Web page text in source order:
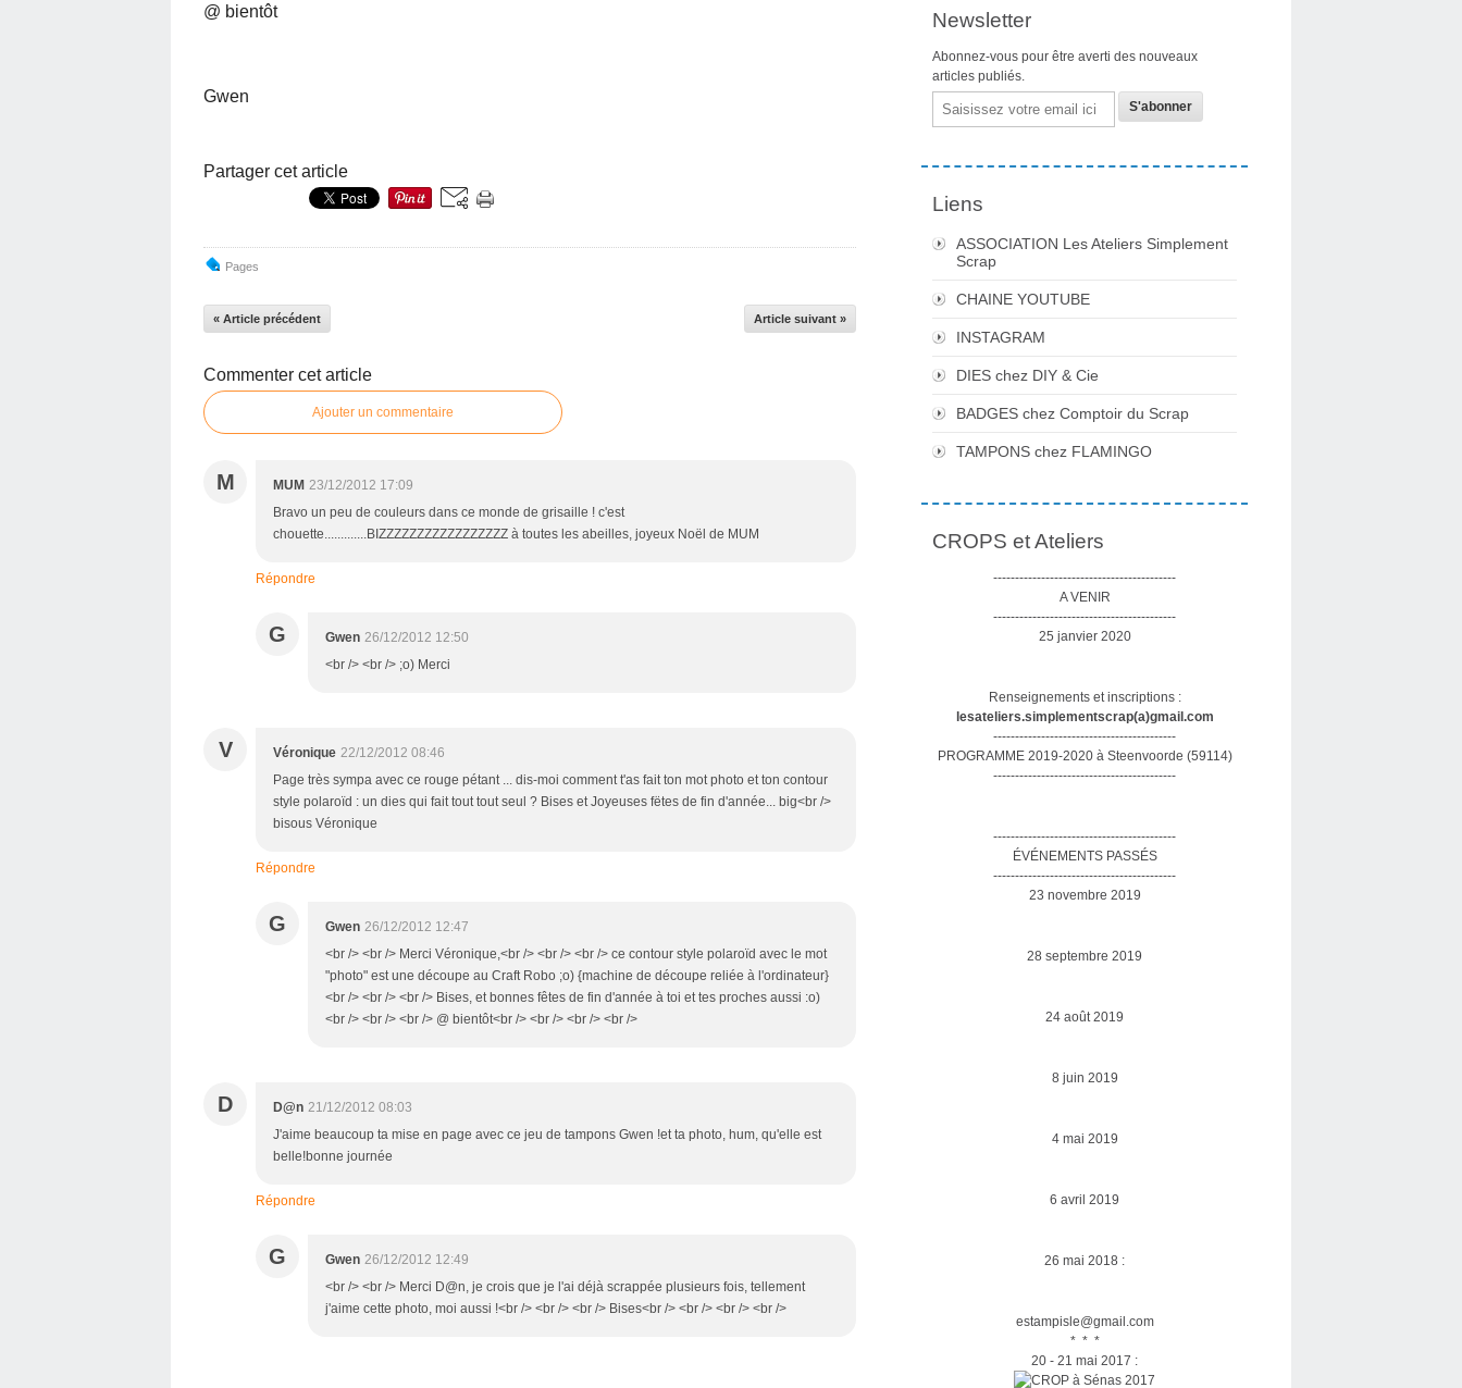
@ bientôt
Gwen
Partager cet article
Pages
« Article précédent Article suivant »
Commenter cet article
Ajouter un commentaire
M MUM 23/12/2012 17:09
Bravo un peu de couleurs dans ce monde de grisaille ! c'est
chouette.............BIZZZZZZZZZZZZZZZZZ à toutes les abeilles, joyeux Noël de MUM
Répondre
G Gwen 26/12/2012 12:50
<br /> <br /> ;o) Merci
V Véronique 22/12/2012 08:46
Page très sympa avec ce rouge pétant ... dis-moi comment t'as fait ton mot photo et ton contour
style polaroïd : un dies qui fait tout tout seul ? Bises et Joyeuses fëtes de fin d'année... big<br />
bisous Véronique
Répondre
G Gwen 26/12/2012 12:47
<br /> <br /> Merci Véronique,<br /> <br /> <br /> ce contour style polaroïd avec le mot
"photo" est une découpe au Craft Robo ;o) {machine de découpe reliée à l'ordinateur}
<br /> <br /> <br /> Bises, et bonnes fêtes de fin d'année à toi et tes proches aussi :o)
<br /> <br /> <br /> @ bientôt<br /> <br /> <br /> <br />
D D@n 21/12/2012 08:03
J'aime beaucoup ta mise en page avec ce jeu de tampons Gwen !et ta photo, hum, qu'elle est
belle!bonne journée
Répondre
G Gwen 26/12/2012 12:49
<br /> <br /> Merci D@n, je crois que je l'ai déjà scrappée plusieurs fois, tellement
j'aime cette photo, moi aussi !<br /> <br /> <br /> Bises<br /> <br /> <br /> <br />
Newsletter
Abonnez-vous pour être averti des nouveaux
articles publiés.
Email
Liens
ASSOCIATION Les Ateliers Simplement
Scrap
CHAINE YOUTUBE
INSTAGRAM
DIES chez DIY & Cie
BADGES chez Comptoir du Scrap
TAMPONS chez FLAMINGO
CROPS et Ateliers
------------------------------------------
A VENIR
------------------------------------------
25 janvier 2020
Renseignements et inscriptions :
lesateliers.simplementscrap(a)gmail.com
------------------------------------------
PROGRAMME 2019-2020 à Steenvoorde (59114)
------------------------------------------
------------------------------------------
ÉVÉNEMENTS PASSÉS
------------------------------------------
23 novembre 2019
28 septembre 2019
24 août 2019
8 juin 2019
4 mai 2019
6 avril 2019
26 mai 2018 :
estampisle@gmail.com
* * *
20 - 21 mai 2017 :